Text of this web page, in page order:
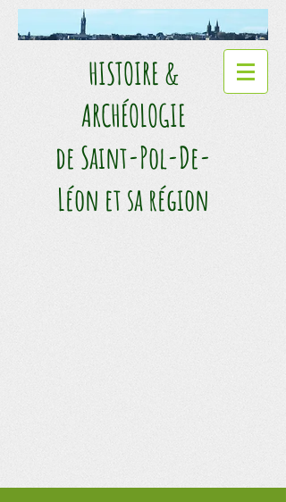
HISTOIRE &
ARCHÉOLOGIE​
de Saint-Pol-De-
Léon et sa région